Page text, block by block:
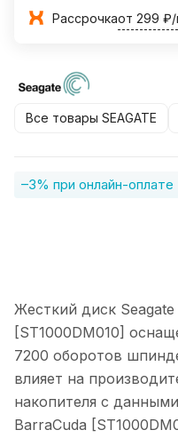
Рассрочкаот 299
Все товары SEAGATE
–3% при онлайн-оплате
Жесткий диск
[ST1000DM010]
7200 оборотов
влияет на
накопителя с
BarraCuda